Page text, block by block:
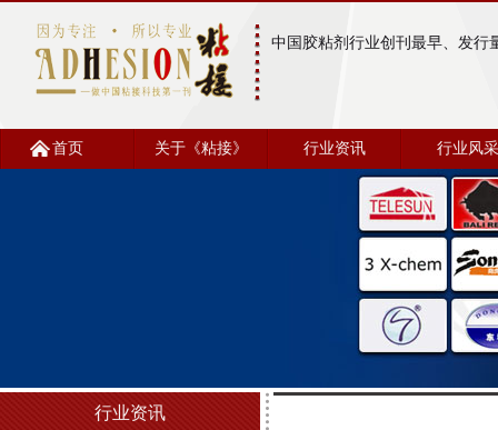
中国胶粘剂行业创刊最早、发行
首页 关于《粘接》 行业资讯 行业风采
行业资讯